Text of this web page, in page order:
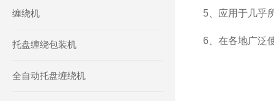
缠绕机
托盘缠绕包装机
全自动托盘缠绕机
5、应用于几乎
6、在各地广泛